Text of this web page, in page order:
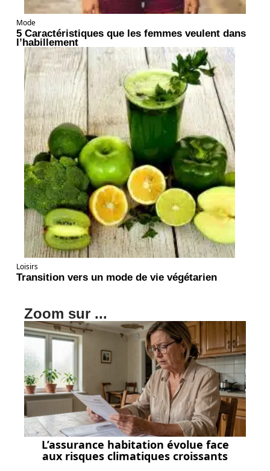
Mode
5 Caractéristiques que les femmes veulent dans
l’habillement
Loisirs
Transition vers un mode de vie végétarien
Zoom sur ...
L’assurance habitation évolue face
aux risques climatiques croissants